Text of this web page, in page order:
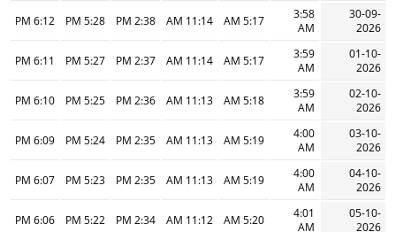
30-09-
2026
3:58
AM
5:17 AM
11:14 AM
2:38 PM
5:28 PM
6:12 PM
01-10-
2026
3:59
AM
5:17 AM
11:14 AM
2:37 PM
5:27 PM
6:11 PM
02-10-
2026
3:59
AM
5:18 AM
11:13 AM
2:36 PM
5:25 PM
6:10 PM
03-10-
2026
4:00
AM
5:19 AM
11:13 AM
2:35 PM
5:24 PM
6:09 PM
04-10-
2026
4:00
AM
5:19 AM
11:13 AM
2:35 PM
5:23 PM
6:07 PM
05-10-
2026
4:01
AM
5:20 AM
11:12 AM
2:34 PM
5:22 PM
6:06 PM